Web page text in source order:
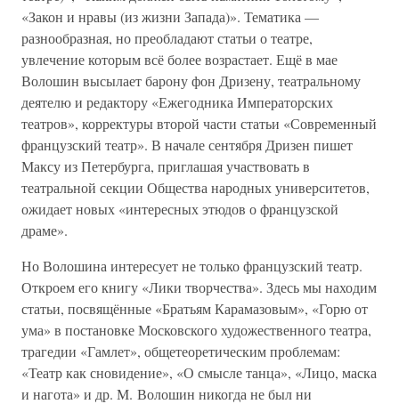
«Закон и нравы (из жизни Запада)». Тематика —
разнообразная, но преобладают статьи о театре,
увлечение которым всё более возрастает. Ещё в мае
Волошин высылает барону фон Дризену, театральному
деятелю и редактору «Ежегодника Императорских
театров», корректуры второй части статьи «Современный
французский театр». В начале сентября Дризен пишет
Максу из Петербурга, приглашая участвовать в
театральной секции Общества народных университетов,
ожидает новых «интересных этюдов о французской
драме».
Но Волошина интересует не только французский театр.
Откроем его книгу «Лики творчества». Здесь мы находим
статьи, посвящённые «Братьям Карамазовым», «Горю от
ума» в постановке Московского художественного театра,
трагедии «Гамлет», общетеоретическим проблемам:
«Театр как сновидение», «О смысле танца», «Лицо, маска
и нагота» и др. М. Волошин никогда не был ни